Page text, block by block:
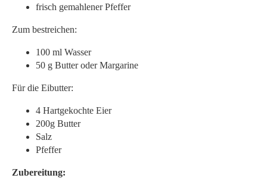
frisch gemahlener Pfeffer
Zum bestreichen:
100 ml Wasser
50 g Butter oder Margarine
Für die Eibutter:
4 Hartgekochte Eier
200g Butter
Salz
Pfeffer
Zubereitung: